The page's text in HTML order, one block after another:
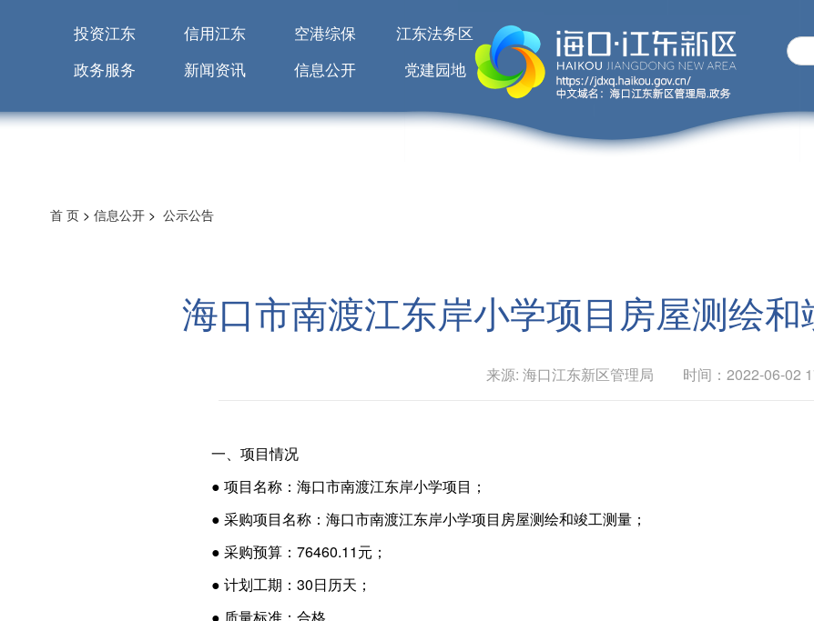
投资江东 信用江东 空港综保
江东法务区
政务服务
新闻资讯 信息公开 党建园地
首 页 > 信息公开 > 公示公告
海口市南渡江东岸小学项目房屋测绘
来源: 海口江东新区管理局 时间：2022-06-02
一、项目情况
● 项目名称：海口市南渡江东岸小学项目；
● 采购项目名称：海口市南渡江东岸小学项目房屋测绘和竣工测量；
● 采购预算：76460.11元；
● 计划工期：30日历天；